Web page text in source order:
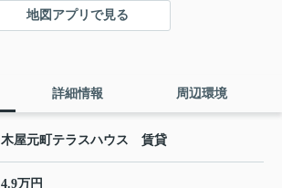
地図アプリで見る
詳細情報 周辺環境
木屋元町テラスハウス 賃貸
4.9万円